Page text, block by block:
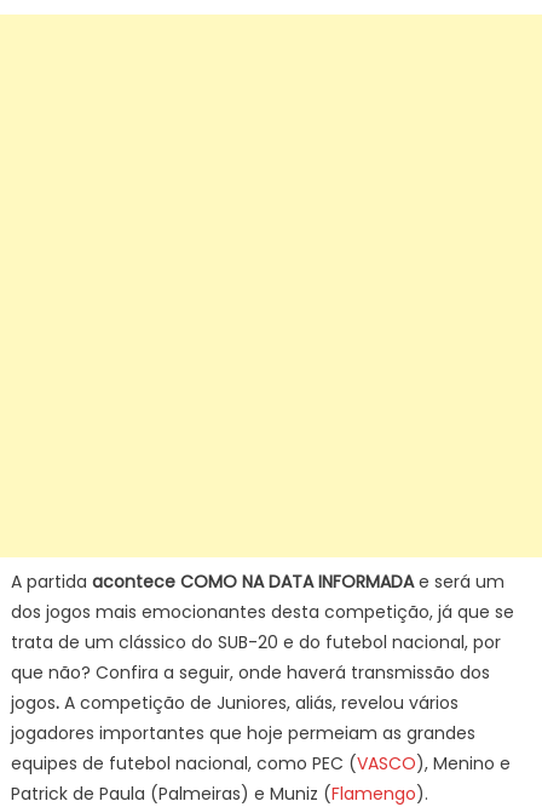
A partida acontece COMO NA DATA INFORMADAe será um
dos jogos mais emocionantes desta competição, já que se
trata de um clássico do SUB-20 e do futebol nacional, por
que não? Confira a seguir, onde haverá transmissão dos
jogos. A competição de Juniores, aliás, revelou vários
jogadores importantes que hoje permeiam as grandes
equipes de futebol nacional, como PEC (VASCO), Menino e
Patrick de Paula (Palmeiras) e Muniz (Flamengo).